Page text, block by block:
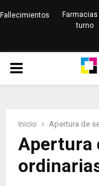
Fallecimientos
turno
PRIMARY
Inicio Apertura de
Apertura